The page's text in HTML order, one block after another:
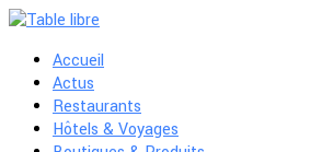
Accueil
Actus
Restaurants
Hôtels & Voyages